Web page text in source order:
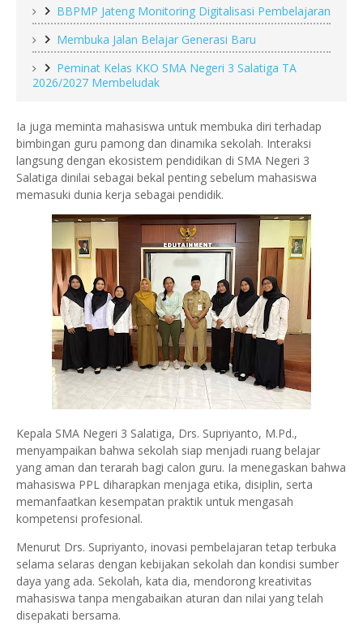
BBPMP Jateng Monitoring Digitalisasi Pembelajaran
Membuka Jalan Belajar Generasi Baru
Peminat Kelas KKO SMA Negeri 3 Salatiga TA
2026/2027 Membeludak
Ia juga meminta mahasiswa untuk membuka diri terhadap
bimbingan guru pamong dan dinamika sekolah. Interaksi
langsung dengan ekosistem pendidikan di SMA Negeri 3
Salatiga dinilai sebagai bekal penting sebelum mahasiswa
memasuki dunia kerja sebagai pendidik.
Kepala SMA Negeri 3 Salatiga, Drs. Supriyanto, M.Pd.,
menyampaikan bahwa sekolah siap menjadi ruang belajar
yang aman dan terarah bagi calon guru. Ia menegaskan bahwa
mahasiswa PPL diharapkan menjaga etika, disiplin, serta
memanfaatkan kesempatan praktik untuk mengasah
kompetensi profesional.
Menurut Drs. Supriyanto, inovasi pembelajaran tetap terbuka
selama selaras dengan kebijakan sekolah dan kondisi sumber
daya yang ada. Sekolah, kata dia, mendorong kreativitas
mahasiswa tanpa mengabaikan aturan dan nilai yang telah
disepakati bersama.